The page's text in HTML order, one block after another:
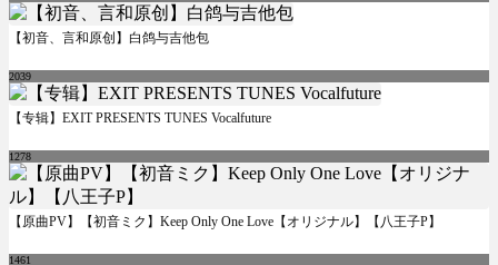
【初音、言和原创】白鸽与吉他包
2039
【专辑】EXIT PRESENTS TUNES Vocalfuture
1278
【原曲PV】【初音ミク】Keep Only One Love【オリジナル】【八王子P】
1461